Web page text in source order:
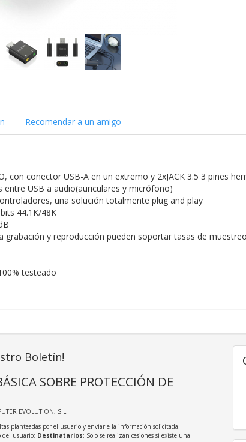
Recomendar a un amigo
con conector USB-A en un extremo y 2xJACK 3.5 3 pines
entre USB a audio(auriculares y micrófono)
una solución totalmente plug and play
44.1K/48K
grabación y reproducción pueden soportar tasas de
testeado
Boletín!
SOBRE PROTECCIÓN DE
EVOLUTION, S.L.
planteadas por el usuario y enviarle la información solicitada;
del usuario; Destinatarios: Solo se realizan cesiones si existe una